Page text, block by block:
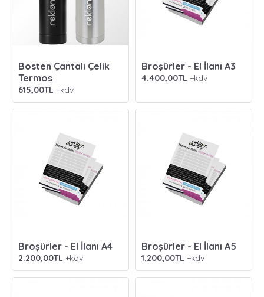
Bosten Çantalı Çelik
Termos
615,00TL +kdv
Broşürler - El İlanı A3
4.400,00TL +kdv
Broşürler - El İlanı A4
2.200,00TL +kdv
Broşürler - El İlanı A5
1.200,00TL +kdv